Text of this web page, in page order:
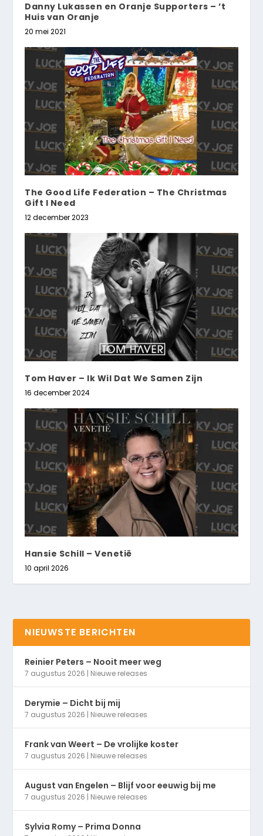
Danny Lukassen en Oranje Supporters – ’t
Huis van Oranje
20 mei 2021
The Good Life Federation – The Christmas
Gift I Need
12 december 2023
Tom Haver – Ik Wil Dat We Samen Zijn
16 december 2024
Hansie Schill – Venetië
10 april 2026
NIEUWSTE BERICHTEN
Reinier Peters – Nooit meer weg
7 augustus 2026 | Nieuwe releases
Derymie – Dicht bij mij
7 augustus 2026 | Nieuwe releases
Frank van Weert – De vrolijke koster
7 augustus 2026 | Nieuwe releases
August van Engelen – Blijf voor eeuwig bij me
7 augustus 2026 | Nieuwe releases
Sylvia Romy – Prima Donna